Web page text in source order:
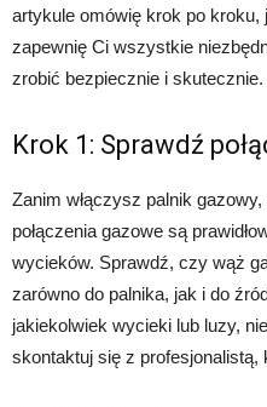
artykule omówię krok po kroku,
zapewnię Ci wszystkie
zrobić bezpiecznie i skutecznie.
Krok 1: Sprawdź
Zanim włączysz palnik
połączenia gazowe są
wycieków. Sprawdź, czy wąż
zarówno do palnika, jak i do
jakiekolwiek wycieki lub luzy,
skontaktuj się z profesjonalistą,